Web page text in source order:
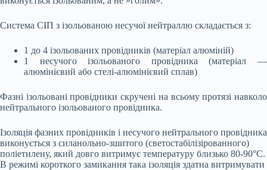
Система СІП з ізольованою несучої нейтраллю складається з:
1 до 4 ізольованих провідників (матеріал алюміній)
1 несучого ізольованого провідника (матеріал —
алюмінієвий або стелі-алюмінієвий сплав)
Фазні ізольовані провідники скручені на всьому протязі навколо
нейтрального ізольованого провідника.
Ізоляція фазних провідників і несучого нейтрального провідника
виконується з силанольно-зшитого (светостабілізірованного)
поліетилену, який довго витримує температуру близько 80-90°С.
В режимі короткого замикання така ізоляція здатна витримувати